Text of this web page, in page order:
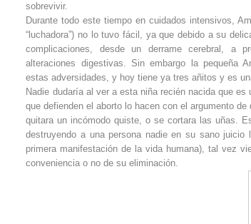
sobrevivir.
Durante todo este tiempo en cuidados intensivos,
“luchadora”) no lo tuvo fácil, ya que debido a su
complicaciones, desde un derrame cerebral, a
alteraciones digestivas. Sin embargo la pequeña
estas adversidades, y hoy tiene ya tres añitos y es
Nadie dudaría al ver a esta niña recién nacida que
que defienden el aborto lo hacen con el argumento
quitara un incómodo quiste, o se cortara las uñas.
destruyendo a una persona nadie en su sano
primera manifestación de la vida humana), tal vez
conveniencia o no de su eliminación.